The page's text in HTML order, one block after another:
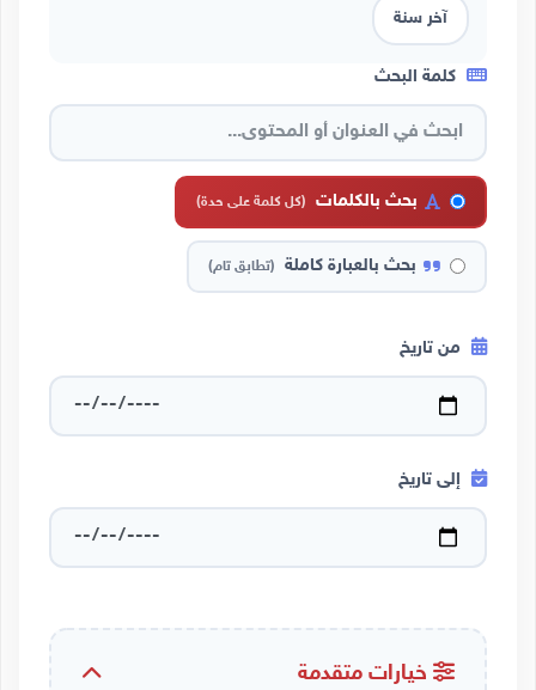
آخر سنة
كلمة البحث
بحث بالكلمات (كل كلمة على حدة)
بحث بالعبارة كاملة (تطابق تام)
من تاريخ
إلى تاريخ
خيارات متقدمة